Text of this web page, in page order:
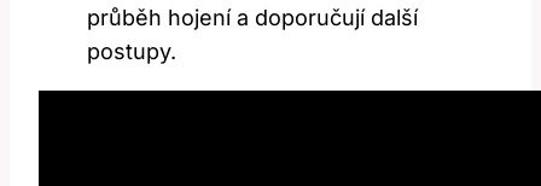
průběh hojení a doporučují další
postupy.